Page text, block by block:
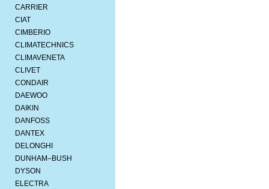
CARRIER
CIAT
CIMBERIO
CLIMATECHNICS
CLIMAVENETA
CLIVET
CONDAIR
DAEWOO
DAIKIN
DANFOSS
DANTEX
DELONGHI
DUNHAM–BUSH
DYSON
ELECTRA